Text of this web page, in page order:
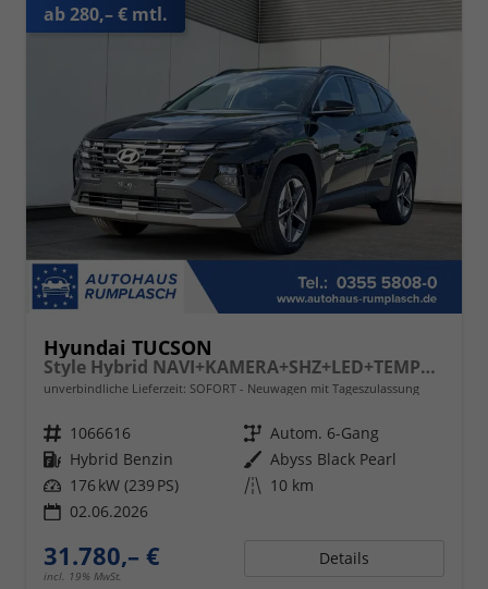
ab 280,– € mtl.
Hyundai TUCSON
Style Hybrid NAVI+KAMERA+SHZ+LED+TEMPOMAT+17" ALU+PDC
unverbindliche Lieferzeit: SOFORT Neuwagen mit Tageszulassung
Fahrzeugnr. 1066616 Getriebe Autom. 6-Gang
Kraftstoff Hybrid Benzin Außenfarbe Abyss Black Pearl
Leistung 176 kW (239 PS) Kilometerstand 10 km
02.06.2026
31.780,– €
incl. 19% MwSt.
Details